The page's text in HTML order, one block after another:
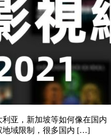
亚，新加坡等如何像在国内
地域限制，很多国内 […]